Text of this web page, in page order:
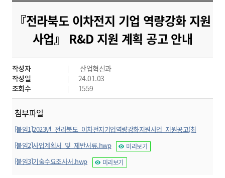
도
시
군
산
『전라북도 이차전지 기업 역량강화 지원
사업』 R&D 지원 계획 공고 안내
작성자
산업혁신과
작성일
24.01.03
조회수
1559
첨부파일
[붙임1]2023년_전라북도_이차전지기업역량강화지원사업_지원공고(최
종).pdf미리보기
[붙임2]사업계획서_및_제반서류.hwp 미리보기
[붙임3]기술수요조사서.hwp 미리보기